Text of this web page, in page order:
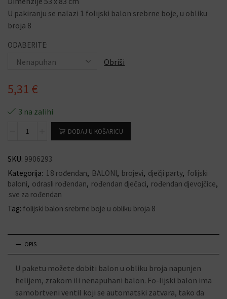
U pakiranju se nalazi 1 folijski balon srebrne boje, u obliku
broja 8
ODABERITE:
Obriši
5,31 €
3 na zalihi
DODAJ U KOŠARICU
SKU: 9906293
Kategorija: 18 rođendan, BALONI, brojevi, dječji party, folijski
baloni, odrasli rođendan, rođendan dječaci, rođendan djevojčice,
sve za rođendan
Tag: folijski balon srebrne boje u obliku broja 8
OPIS
U paketu možete dobiti balon u obliku broja napunjen
helijem, zrakom ili nenapuhani balon. Fo-lijski balon ima
samobrtveni ventil koji se automatski zatvara, tako da